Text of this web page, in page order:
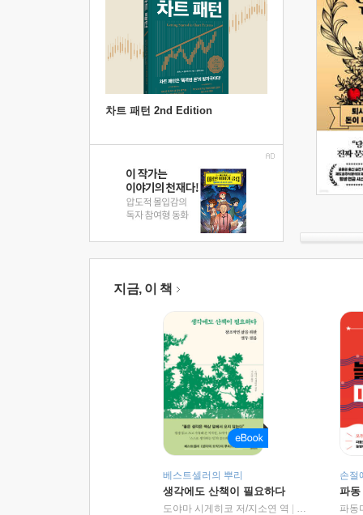
차트 패턴 2nd Edition
지금, 이 책
베스트셀러의 뿌리
생각에도 산책이 필요하다
도야마 시게히코 저/지소연 역
알에이치코리
손절
파동
파동